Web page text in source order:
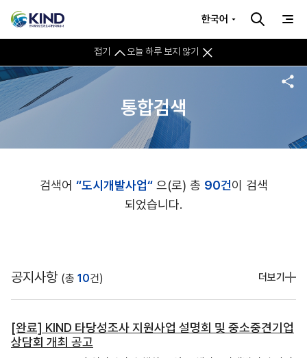
접기 오늘 하루 보지 않기
한국어
통합검색
검색어 “도시개발사업“으(로) 총 90건이 검색
되었습니다.
공지사항 (총 10건) 더보기
[완료] KIND 타당성조사 지원사업 설명회 및 중소중견기업
상담회 개최 공고